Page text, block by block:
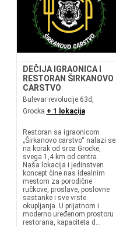
DEČIJA IGRAONICA I
RESTORAN ŠIRKANOVO
CARSTVO
Bulevar revolucije 63d,
Grocka + 1 lokacija
Restoran sa igraonicom
„Širkanovo carstvo“ nalazi se
na korak od srca Grocke,
svega 1,4 km od centra.
Naša lokacija i jedinstven
koncept čine nas idealnim
mestom za porodične
ručkove, proslave, poslovne
sastanke i sve vrste
okupljanja. U prijatnom i
moderno uređenom prostoru
restorana, kapaciteta d...